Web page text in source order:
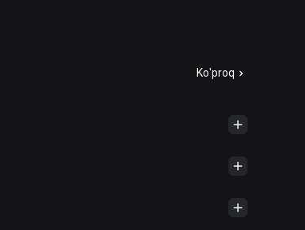
Ko'proq